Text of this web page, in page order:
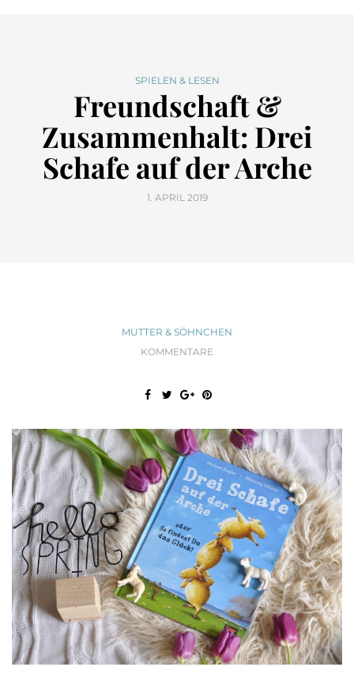
SPIELEN & LESEN
Freundschaft &
Zusammenhalt: Drei
Schafe auf der Arche
1. APRIL 2019
MUTTER & SÖHNCHEN
KOMMENTARE